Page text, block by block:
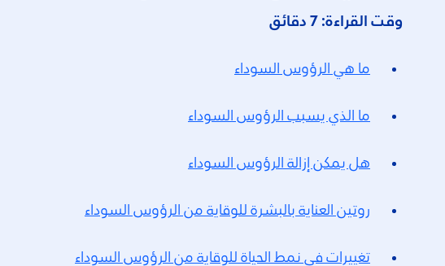
وقت القراءة: 7 دقائق
ما هي الرؤوس السوداء
ما الذي يسبب الرؤوس السوداء
هل يمكن إزالة الرؤوس السوداء
روتين العناية بالبشرة للوقاية من الرؤوس السوداء
تغييرات في نمط الحياة للوقاية من الرؤوس السوداء